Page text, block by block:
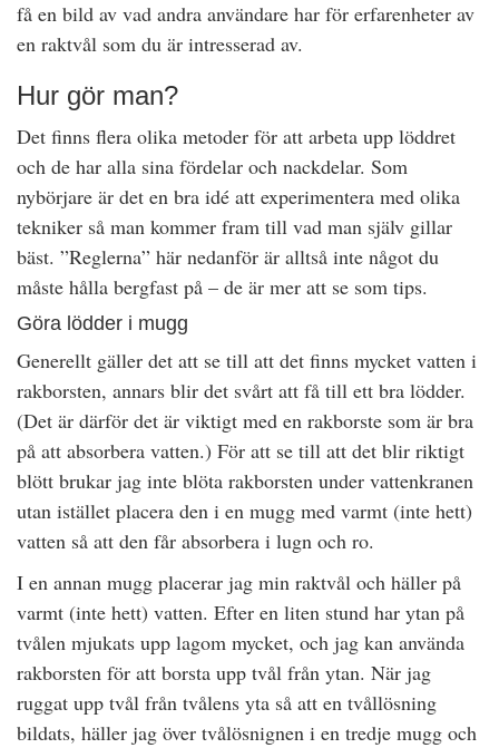
få en bild av vad andra användare har för erfarenheter av
en raktvål som du är intresserad av.
Hur gör man?
Det finns flera olika metoder för att arbeta upp löddret
och de har alla sina fördelar och nackdelar. Som
nybörjare är det en bra idé att experimentera med olika
tekniker så man kommer fram till vad man själv gillar
bäst. ”Reglerna” här nedanför är alltså inte något du
måste hålla bergfast på – de är mer att se som tips.
Göra lödder i mugg
Generellt gäller det att se till att det finns mycket vatten i
rakborsten, annars blir det svårt att få till ett bra lödder.
(Det är därför det är viktigt med en rakborste som är bra
på att absorbera vatten.) För att se till att det blir riktigt
blött brukar jag inte blöta rakborsten under vattenkranen
utan istället placera den i en mugg med varmt (inte hett)
vatten så att den får absorbera i lugn och ro.
I en annan mugg placerar jag min raktvål och häller på
varmt (inte hett) vatten. Efter en liten stund har ytan på
tvålen mjukats upp lagom mycket, och jag kan använda
rakborsten för att borsta upp tvål från ytan. När jag
ruggat upp tvål från tvålens yta så att en tvållösning
bildats, häller jag över tvålösnignen i en tredje mugg och